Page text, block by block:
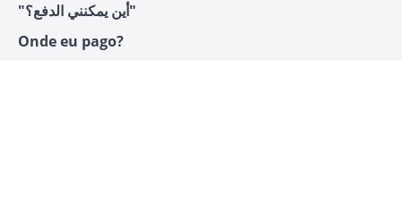
"أين يمكنني الدفع؟"
Onde eu pago?